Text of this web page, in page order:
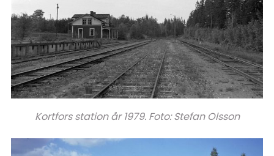
Kortfors station år 1979. Foto: Stefan Olsson